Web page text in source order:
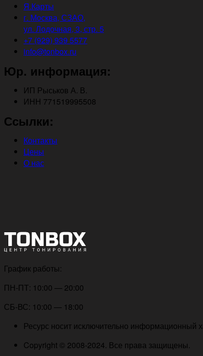
Я.Карты
г. Москва, СЗАО,
ул. Лодочная, 3, стр. 5
+7 (929) 939 5577
info@tonbox.ru
Юр. информация:
ИП Рыськов А. В.
ИНН 771519995508
Ссылки:
Контакты
Цены
О нас
График работы:
ПН-ПТ: 10:00 — 20:00
СБ-ВС: 10:00 — 18:00
Ресурс носит исключительно информационный
Copyright © 2008-2024. Все права защищены.